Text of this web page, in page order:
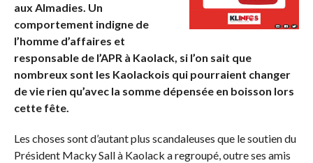
aux Almadies. Un
comportement indigne de
l’homme d’affaires et
responsable de l’APR à Kaolack, si l’on sait que
nombreux sont les Kaolackois qui pourraient changer
de vie rien qu’avec la somme dépensée en boisson lors
cette fête.
Les choses sont d’autant plus scandaleuses que le soutien du
Président Macky Sall à Kaolack a regroupé, outre ses amis